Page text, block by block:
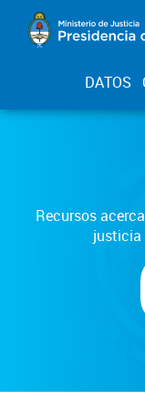
DATOS
Recursos
justicia